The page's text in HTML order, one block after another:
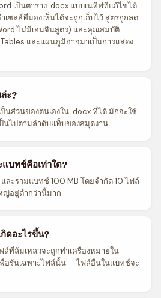
เป็นตาราง .docx แบบเนทีฟที่แก้ไขได้
ซลล์ที่มองเห็นได้จะถูกเก็บไว้ สูตรถูกลด
ไม่มีเอนจินสูตร) และคุณสมบัติ
และแผนภูมิอาจมาเป็นการแสดง
ะ?
นส่วนของตนเองใน .docx ที่ได้ มักจะใช้
นไปตามลำดับแท็บของสมุดงาน
บทช์คือเท่าใด?
ละรวมแบทช์ 100 MB โดยจำกัด 10 ไฟล์
ญ่อยู่ต่ำกว่านี้มาก
ดอะไรขึ้น?
ล์ที่ล้มเหลวจะถูกทำเครื่องหมายใน
อรันเฉพาะไฟล์นั้น — ไฟล์อื่นในแบทช์จะ